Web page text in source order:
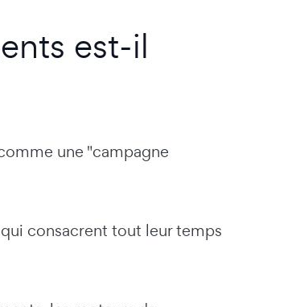
est-il
une "campagne
consacrent tout leur temps